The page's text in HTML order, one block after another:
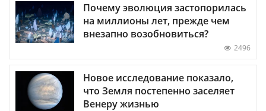
Почему эволюция застопорилась
на миллионы лет, прежде чем
внезапно возобновиться?
2496
Новое исследование показало,
что Земля постепенно заселяет
Венеру жизнью